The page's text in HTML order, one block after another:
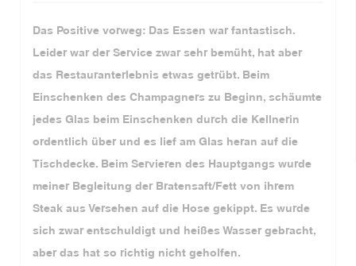
Das Positive vorweg: Das Essen war fantastisch.
Leider war der Service zwar sehr bemüht, hat aber
das Restauranterlebnis etwas getrübt. Beim
Einschenken des Champagners zu Beginn, schäumte
jedes Glas beim Einschenken durch die Kellnerin
ordentlich über und es lief am Glas heran auf die
Tischdecke. Beim Servieren des Hauptgangs wurde
meiner Begleitung der Bratensaft/Fett von ihrem
Steak aus Versehen auf die Hose gekippt. Es wurde
sich zwar entschuldigt und heißes Wasser gebracht,
aber das hat so richtig nicht geholfen.